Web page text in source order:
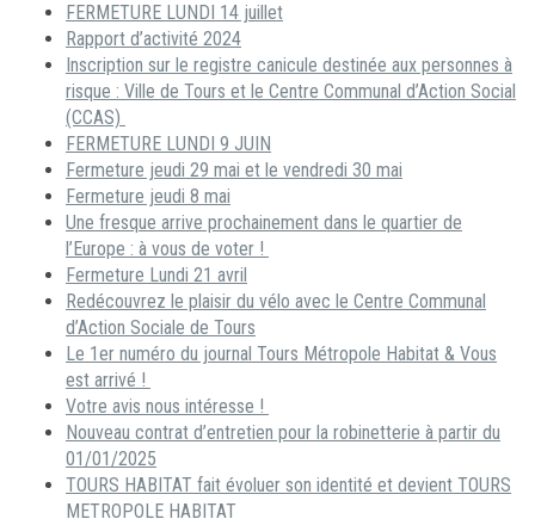
FERMETURE LUNDI 14 juillet
Rapport d’activité 2024
Inscription sur le registre canicule destinée aux personnes à
risque : Ville de Tours et le Centre Communal d’Action Social
(CCAS)
FERMETURE LUNDI 9 JUIN
Fermeture jeudi 29 mai et le vendredi 30 mai
Fermeture jeudi 8 mai
Une fresque arrive prochainement dans le quartier de
l’Europe : à vous de voter !
Fermeture Lundi 21 avril
Redécouvrez le plaisir du vélo avec le Centre Communal
d’Action Sociale de Tours
Le 1er numéro du journal Tours Métropole Habitat & Vous
est arrivé !
Votre avis nous intéresse !
Nouveau contrat d’entretien pour la robinetterie à partir du
01/01/2025
TOURS HABITAT fait évoluer son identité et devient TOURS
METROPOLE HABITAT